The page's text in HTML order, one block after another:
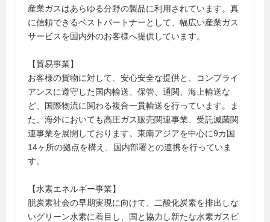
産業ガスはあらゆる分野の製品に利用されています。真
に信頼できるベストパートナーとして、幅広い産業ガス
サービスを国内外のお客様へ提供しています。
【貿易事業】
お客様の貨物に対して、安心安全な提供と、コンプライ
アンスに遵守した国内輸送、保管、通関、海上輸送な
ど、国際物流に関わる複合一貫輸送を行っています。ま
た、海外においても高圧ガス販売関連事業、受託滅菌関
連事業を展開しております。東南アジアを中心に9カ国
14ヶ所の拠点を構え、国内部署との連携を行っていま
す。
【水素エネルギー事業】
脱炭素社会の早期実現に向けて、二酸化炭素を排出しな
いグリーン水素に着目し、国と協力し新たな水素ガスビ